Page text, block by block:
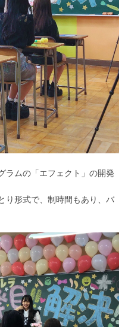
ラムの「エフェクト」の開発
り形式で、制時間もあり、バ